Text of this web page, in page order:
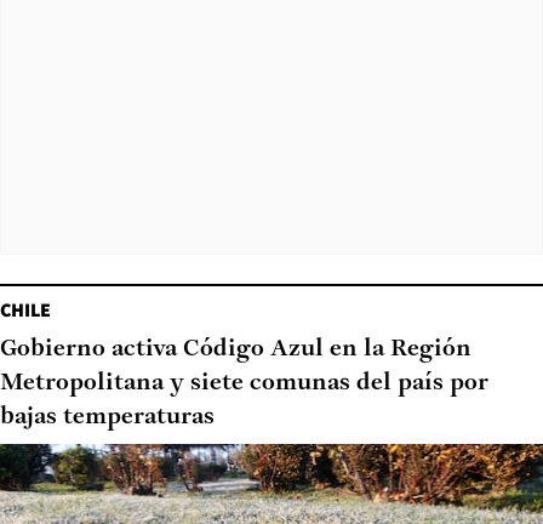
CHILE
Gobierno activa Código Azul en la Región
Metropolitana y siete comunas del país por
bajas temperaturas